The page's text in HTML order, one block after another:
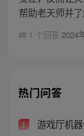
帮助老天师并
1 个回答 2024
热门问答
1 游戏厅机